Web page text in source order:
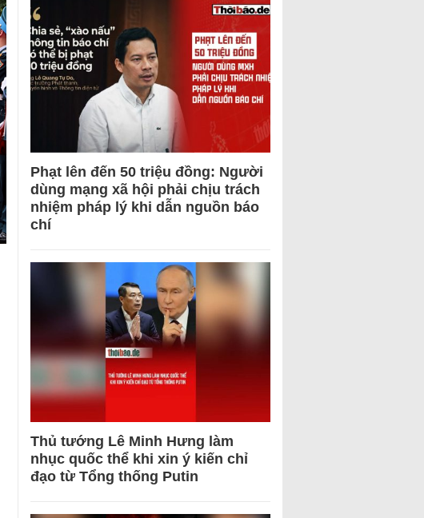
Phạt lên đến 50 triệu đồng: Người
dùng mạng xã hội phải chịu trách
nhiệm pháp lý khi dẫn nguồn báo
chí
Thủ tướng Lê Minh Hưng làm
nhục quốc thể khi xin ý kiến chỉ
đạo từ Tổng thống Putin